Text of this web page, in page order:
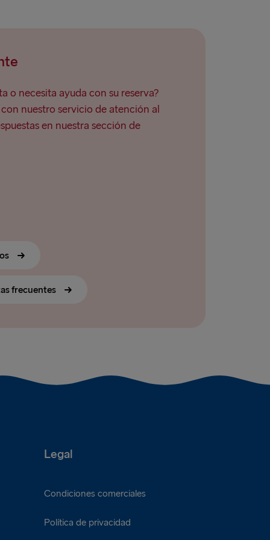
o necesita ayuda con su reserva?
nuestro servicio de atención al
en nuestra sección de
frecuentes
Legal
Condiciones comerciales
Política de privacidad